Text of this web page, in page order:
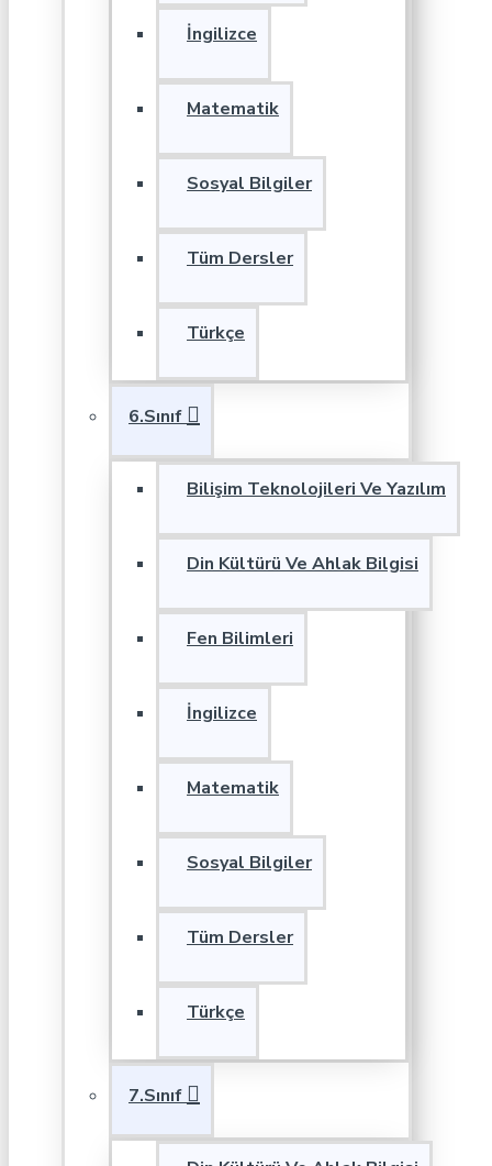
İngilizce
Matematik
Sosyal Bilgiler
Tüm Dersler
Türkçe
6.Sınıf
Bilişim Teknolojileri Ve Yazılım
Din Kültürü Ve Ahlak Bilgisi
Fen Bilimleri
İngilizce
Matematik
Sosyal Bilgiler
Tüm Dersler
Türkçe
7.Sınıf